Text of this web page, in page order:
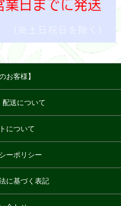
お客様】
配送について
について
ーポリシー
に基づく表記